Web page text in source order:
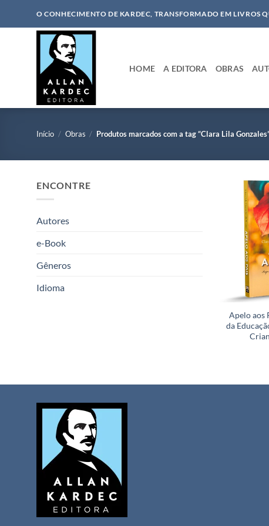
O CONHECIMENTO DE KARDEC, TRANSFORMADO EM LIVROS
HOME A EDITORA OBRAS
Início / Obras / Produtos marcados com a tag “Clara Lila
ENCONTRE
Autores
e-Book
Gêneros
Idioma
Apelo aos
da